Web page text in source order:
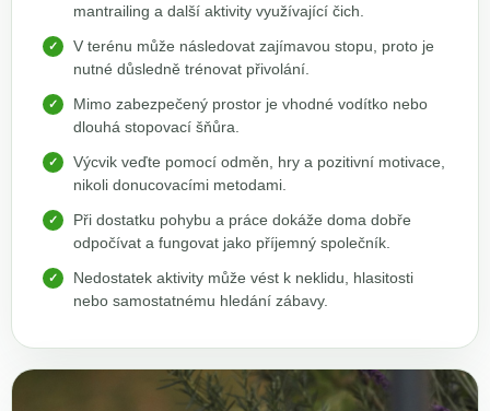
mantrailing a další aktivity využívající čich.
V terénu může následovat zajímavou stopu, proto je
nutné důsledně trénovat přivolání.
Mimo zabezpečený prostor je vhodné vodítko nebo
dlouhá stopovací šňůra.
Výcvik veďte pomocí odměn, hry a pozitivní motivace,
nikoli donucovacími metodami.
Při dostatku pohybu a práce dokáže doma dobře
odpočívat a fungovat jako příjemný společník.
Nedostatek aktivity může vést k neklidu, hlasitosti
nebo samostatnému hledání zábavy.